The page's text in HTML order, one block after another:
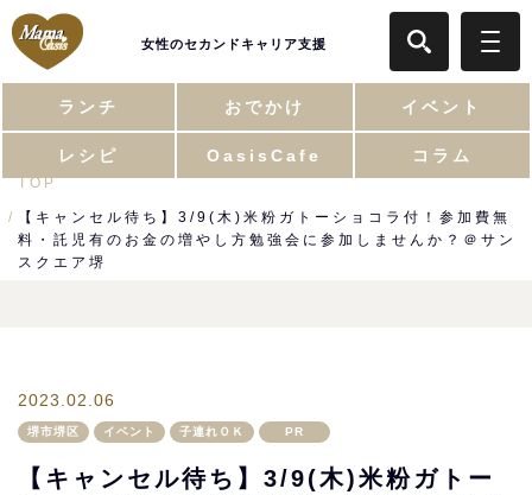
女性のセカンドキャリア支援
ランチ おでかけ イベント
レシピ OasisCafe コラム
TOP
【キャンセル待ち】3/9(木)米粉ガトーショコラ付！参加費無
料・託児有のお金の増やし方勉強会に参加しませんか？＠サン
スクエア堺
2023.02.06
堺市堺区 イベント 子連れＯＫ PR
【キャンセル待ち】3/9(木)米粉ガトー